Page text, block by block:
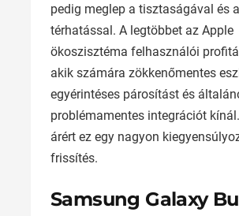
pedig meglep a tisztaságával és
térhatással. A legtöbbet az Apple
ökoszisztéma felhasználói
akik számára zökkenőmentes
egyérintéses párosítást és
problémamentes integrációt
árért ez egy nagyon
frissítés.
Samsung Galaxy